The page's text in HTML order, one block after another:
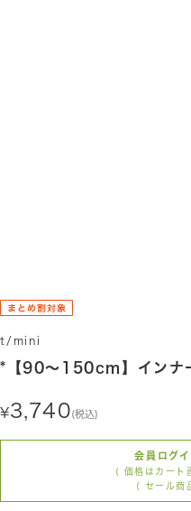
t/mini
*【90～150cm】インナ
3,740(税込)
会員ログ
( 価格はカート
( セール商